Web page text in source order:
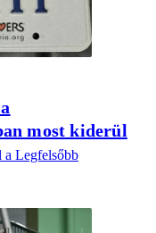
most kiderül
Legfelsőbb